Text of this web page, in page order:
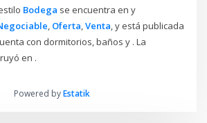
Bodega se encuentra en y
Oferta ,Venta , y está publicada
con dormitorios, baños y . La
en .
Powered byEstatik